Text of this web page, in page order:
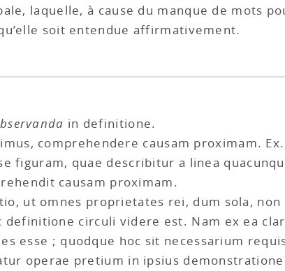
laquelle, à cause du manque de mots
soit entendue affirmativement.
in definitione.
comprehendere causam proximam.
figuram, quae describitur a linea
causam proximam.
ut omnes proprietates rei, dum sola, non
circuli videre est. Nam ex ea
esse ; quodque hoc sit necessarium
operae pretium in ipsius